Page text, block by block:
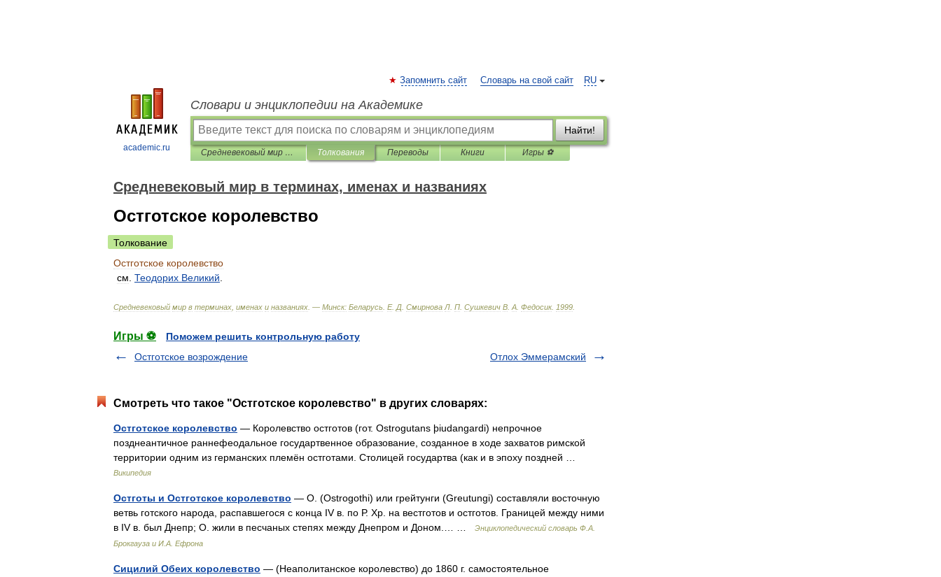
academic.ru
RU
Запомнить сайт Словарь на свой сайт
Словари и энциклопедии на Академике
Найти!
Средневековый мир в терминах, именах и названиях Толкования Переводы Книги Игры ⚽
Средневековый мир в терминах, именах и названиях
Остготское королевство
Толкование
Остготское королевство
см Теодорих Великий
Средневековый мир в терминах именах и названиях . — Минск: Беларусь Е. Д Смирнова Л П Сушкевич В А Федосик. 1999
Игры ⚽
Поможем решить контрольную работу
Остготское возрождение
Отлох Эммерамский
Смотреть что такое "Остготское королевство" в других словарях:
Остготское королевство — Королевство остготов (гот. Ostrogutans þiudangardi) непрочное
позднеантичное раннефеодальное государтвенное образование, созданное в ходе захватов римской
территории одним из германских племён остготами. Столицей государтва (как и в эпоху поздней …
Википедия
Остготы и Остготское королевство — О. (Ostrogothi) или грейтунги (Greutungi) составляли восточную
ветвь готского народа, распавшегося с конца IV в. по Р. Хр. на вестготов и остготов. Границей между ними
в IV в. был Днепр; О. жили в песчаных степях между Днепром и Доном.… …
Энциклопедический словарь Ф.А.
Брокгауза и И.А. Ефрона
Сицилий Обеих королевство — (Неаполитанское королевство) до 1860 г. самостоятельное